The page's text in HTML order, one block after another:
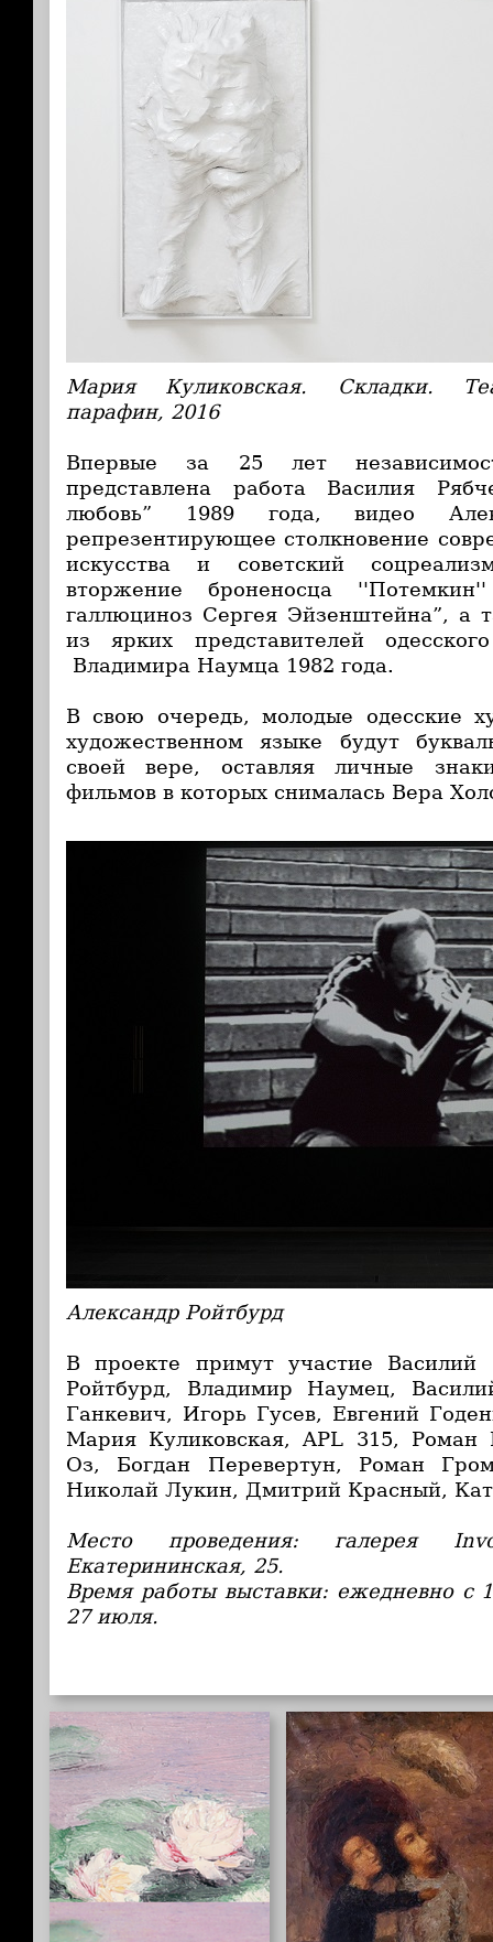
Мария Куликовская. Складки.
парафин, 2016
Впервые за 25 лет
представлена работа Василия
любовь” 1989 года, видео
репрезентирующее столкновение
искусства и советский
вторжение броненосца
галлюциноз Сергея Эйзенштейна”, а
из ярких представителей
Владимира Наумца 1982 года.
В свою очередь, молодые одесские
художественном языке будут
своей вере, оставляя личные
фильмов в которых снималась Вера
Александр Ройтбурд
В проекте примут участие Василий
Ройтбурд, Владимир Наумец,
Ганкевич, Игорь Гусев, Евгений
Мария Куликовская, APL 315, Роман
Оз, Богдан Перевертун, Роман
Николай Лукин, Дмитрий Красный,
Место проведения: галерея
Екатерининская, 25.
Время работы выставки: ежедневно с
27 июля.